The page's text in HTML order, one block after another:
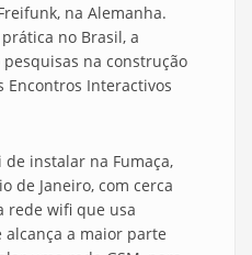
na Alemanha.
no Brasil, a
na construção
Encontros Interactivos
de instalar na Fumaça,
de Janeiro, com cerca
rede wifi que usa
a maior parte